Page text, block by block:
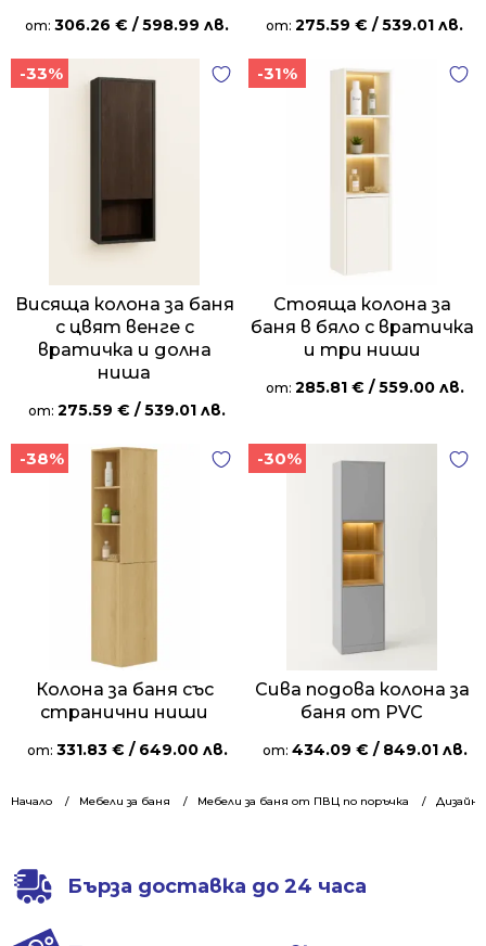
Начало Мебели за баня Мебели за баня от ПВЦ по поръчка
от: 306.26 € / 598.99 лв. от: 275.59 € / 539.01 лв.
-33%
Висяща колона за баня
с цвят венге с
вратичка и долна
ниша
от: 275.59 € / 539.01 лв.
-31%
Стояща колона за
баня в бяло с вратичка
и три ниши
от: 285.81 € / 559.00 лв.
-38%
Колона за баня със
странични ниши
от: 331.83 € / 649.00 лв.
-30%
Сива подова колона за
баня от PVC
от: 434.09 € / 849.01 лв.
Бърза доставка до 24 часа